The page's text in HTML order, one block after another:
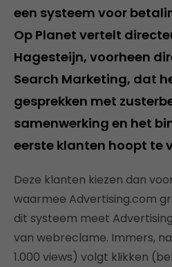
een systeem voor
Op Planet vertelt
Hagesteijn, voorheen
Search Marketing, dat
gesprekken met
samenwerking en het
eerste klanten hoopt te
Deze klanten kiezen dan
waarmee Advertising.com
dit systeem meet
van webreclame. Immers,
1.000 views) volgt klikken